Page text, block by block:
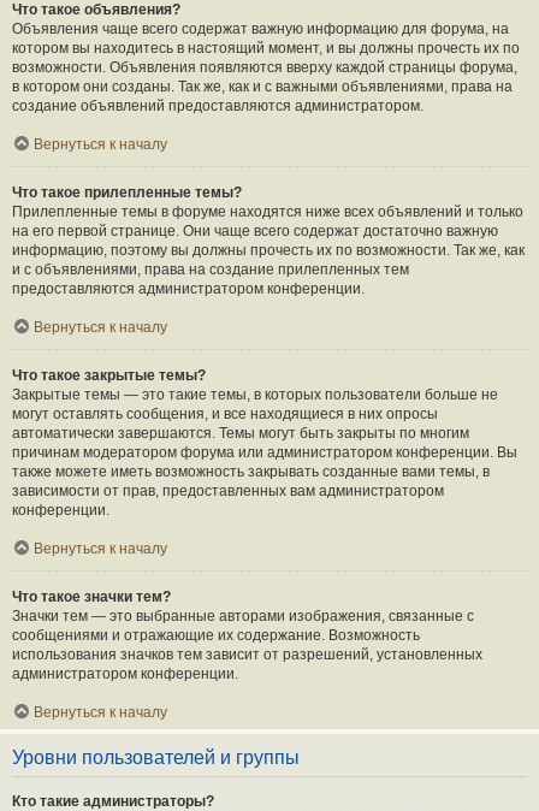
Что такое объявления?
Объявления чаще всего содержат важную информацию для форума, на
котором вы находитесь в настоящий момент, и вы должны прочесть их по
возможности. Объявления появляются вверху каждой страницы форума,
в котором они созданы. Так же, как и с важными объявлениями, права на
создание объявлений предоставляются администратором.
Вернуться к началу
Что такое прилепленные темы?
Прилепленные темы в форуме находятся ниже всех объявлений и только
на его первой странице. Они чаще всего содержат достаточно важную
информацию, поэтому вы должны прочесть их по возможности. Так же, как
и с объявлениями, права на создание прилепленных тем
предоставляются администратором конференции.
Вернуться к началу
Что такое закрытые темы?
Закрытые темы — это такие темы, в которых пользователи больше не
могут оставлять сообщения, и все находящиеся в них опросы
автоматически завершаются. Темы могут быть закрыты по многим
причинам модератором форума или администратором конференции. Вы
также можете иметь возможность закрывать созданные вами темы, в
зависимости от прав, предоставленных вам администратором
конференции.
Вернуться к началу
Что такое значки тем?
Значки тем — это выбранные авторами изображения, связанные с
сообщениями и отражающие их содержание. Возможность
использования значков тем зависит от разрешений, установленных
администратором конференции.
Вернуться к началу
Уровни пользователей и группы
Кто такие администраторы?